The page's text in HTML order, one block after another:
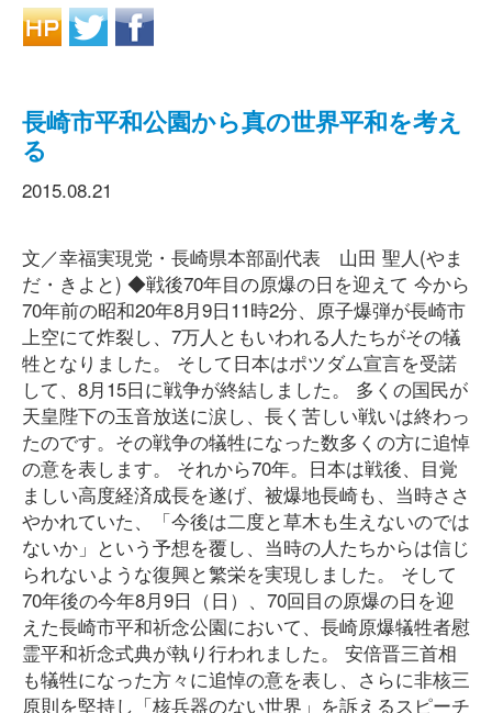
長崎市平和公園から真の世界平和を考え
る
2015.08.21
文／幸福実現党・長崎県本部副代表 山田 聖人(やま
だ・きよと) ◆戦後70年目の原爆の日を迎えて 今から
70年前の昭和20年8月9日11時2分、原子爆弾が長崎市
上空にて炸裂し、7万人ともいわれる人たちがその犠
牲となりました。 そして日本はポツダム宣言を受諾
して、8月15日に戦争が終結しました。 多くの国民が
天皇陛下の玉音放送に涙し、長く苦しい戦いは終わっ
たのです。その戦争の犠牲になった数多くの方に追悼
の意を表します。 それから70年。日本は戦後、目覚
ましい高度経済成長を遂げ、被爆地長崎も、当時ささ
やかれていた、「今後は二度と草木も生えないのでは
ないか」という予想を覆し、当時の人たちからは信じ
られないような復興と繁栄を実現しました。 そして
70年後の今年8月9日（日）、70回目の原爆の日を迎
えた長崎市平和祈念公園において、長崎原爆犠牲者慰
霊平和祈念式典が執り行われました。 安倍晋三首相
も犠牲になった方々に追悼の意を表し、さらに非核三
原則を堅持し「核兵器のない世界」を訴えるスピーチ